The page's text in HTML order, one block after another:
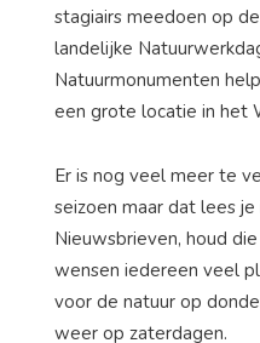
stagiairs meedoen op
landelijke
Natuurmonumenten
een grote locatie in het
Er is nog veel meer te
seizoen maar dat lees
Nieuwsbrieven, houd
wensen iedereen veel
voor de natuur op
weer op zaterdagen.